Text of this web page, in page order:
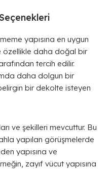
yapısına en uygun
özellikle daha doğal bir
tercih edilir.
daha dolgun bir
bir dekolte isteyen
ve şekilleri mevcuttur. Bu
yapılan görüşmelerde
yapısına ve
zayıf vücut yapısına